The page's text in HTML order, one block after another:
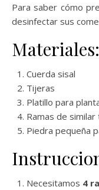
Para saber cómo
desinfectar sus
Materiales:
Cuerda sisal
Tijeras
Platillo para
Ramas de
Piedra pequeña
Necesitamos 4